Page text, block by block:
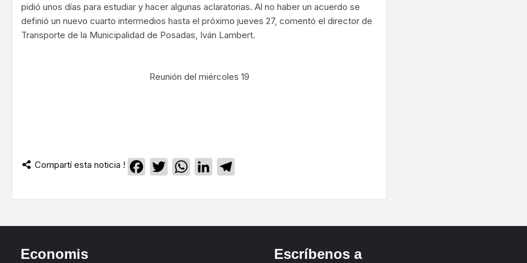
pidió unos días para estudiar y hacer algunas aclaratorias. Al no haber un acuerdo se
definió un nuevo cuarto intermedios hasta el próximo jueves 27, comentó el director de
Transporte de la Municipalidad de Posadas, Iván Lambert.
Reunión del miércoles 19
Compartí esta noticia ! Facebook
TwitterWhatsApp
LinkedIn
Economis Escríbenos a